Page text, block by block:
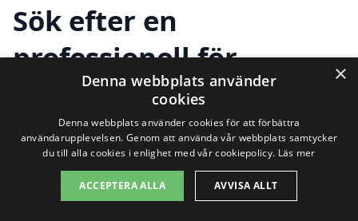
Sök efter en
professionell för
glasmästare i andra
städer nära Lögdeå
Att hitta en kvalificerad glasmästare i
×
Denna webbplats använder
cookies
Denna webbplats använder cookies för att förbättra
användarupplevelsen. Genom att använda vår webbplats samtycker
du till alla cookies i enlighet med vår cookiepolicy. Läs mer
ACCEPTERA ALLA AVVISA ALLT